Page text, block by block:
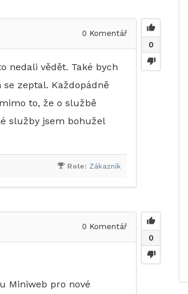
0
0 Komentář
nedali vědět. Také bych
zeptal. Každopádně
to, že o službě
služby jsem bohužel
Role: Zákazník
0
0 Komentář
Miniweb pro nové